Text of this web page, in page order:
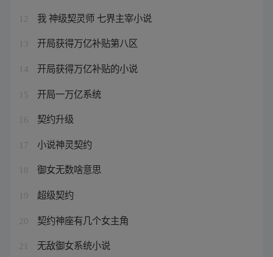
12 我 神级契灵师 七界主宰小说
13 开局获得万亿补贴第八区
14 开局获得万亿补贴的小说
15 开局一万亿系统
16 契约升级
17 小说神灵契约
18 御女无数啥意思
19 超级契约
20 契约神座有几个女主角
21 无敌御女系统小说